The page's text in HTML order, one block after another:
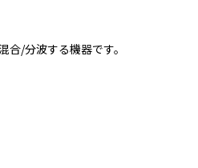
合/分波する機器です。